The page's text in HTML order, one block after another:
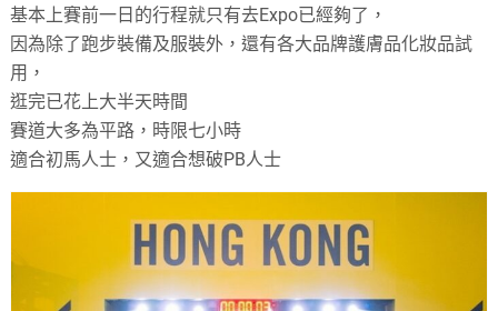
基本上賽前一日的行程就只有去Expo已經夠了，
因為除了跑步裝備及服裝外，還有各大品牌護膚品化妝品試
用，
逛完已花上大半天時間
賽道大多為平路，時限七小時
適合初馬人士，又適合想破PB人士